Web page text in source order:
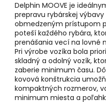
Delphin MOOVE je
prepravu rybárskej
obmedzeným prístupom
poteší každého rybára,
prenášania vecí na lovné
Pri výrobe vozíka bola
skladný a odolný vozík,
zaberie minimum času.
kovová konštrukcia
kompaktných rozmerov,
minimum miesta a